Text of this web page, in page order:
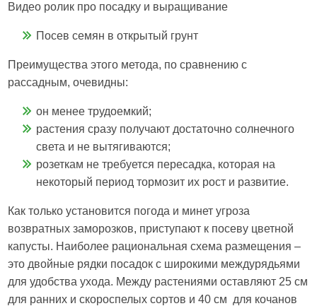
Видео ролик про посадку и выращивание
Посев семян в открытый грунт
Преимущества этого метода, по сравнению с
рассадным, очевидны:
он менее трудоемкий;
растения сразу получают достаточно солнечного
света и не вытягиваются;
розеткам не требуется пересадка, которая на
некоторый период тормозит их рост и развитие.
Как только установится погода и минет угроза
возвратных заморозков, приступают к посеву цветной
капусты. Наиболее рациональная схема размещения –
это двойные рядки посадок с широкими междурядьями
для удобства ухода. Между растениями оставляют 25 см
для ранних и скороспелых сортов и 40 см для кочанов